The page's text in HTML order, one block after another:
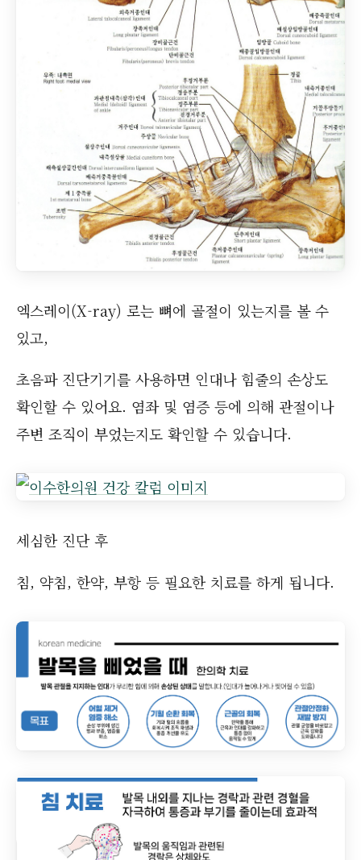
엑스레이(X-ray) 로는 뼈에 골절이 있는지를 볼 수
있고,
초음파 진단기기를 사용하면 인대나 힘줄의 손상도
확인할 수 있어요. 염좌 및 염증 등에 의해 관절이나
주변 조직이 부었는지도 확인할 수 있습니다.
세심한 진단 후
침, 약침, 한약, 부항 등 필요한 치료를 하게 됩니다.